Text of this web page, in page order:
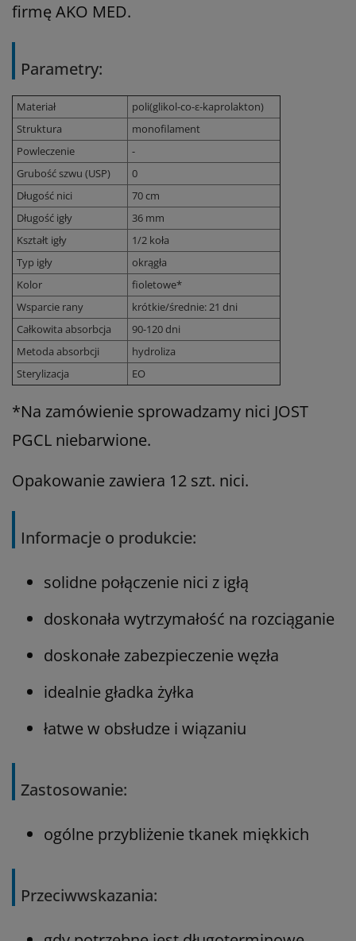
firmę AKO MED.
Parametry:
Materiał
poli(glikol-co-ε-kaprolakton)
Struktura
monofilament
Powleczenie
-
Grubość szwu (USP)
0
Długość nici
70 cm
Długość igły
36 mm
Kształt igły
1/2 koła
Typ igły
okrągła
Kolor
fioletowe*
Wsparcie rany
krótkie/średnie: 21 dni
Całkowita absorbcja
90-120 dni
Metoda absorbcji
hydroliza
Sterylizacja
EO
*Na zamówienie sprowadzamy nici JOST
PGCL niebarwione.
Opakowanie zawiera 12 szt. nici.
Informacje o produkcie:
solidne połączenie nici z igłą
doskonała wytrzymałość na rozciąganie
doskonałe zabezpieczenie węzła
idealnie gładka żyłka
łatwe w obsłudze i wiązaniu
Zastosowanie:
ogólne przybliżenie tkanek miękkich
Przeciwwskazania: